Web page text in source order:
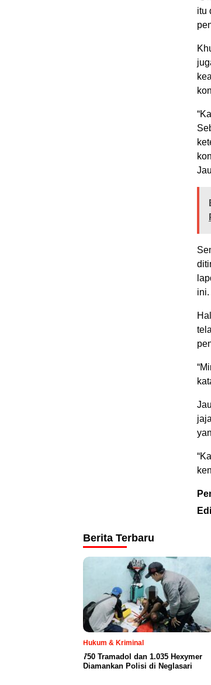
itu
ini.
Berita Terbaru
Hukum & Kriminal
750 Tramadol dan 1.035 Hexymer
Diamankan Polisi di Neglasari